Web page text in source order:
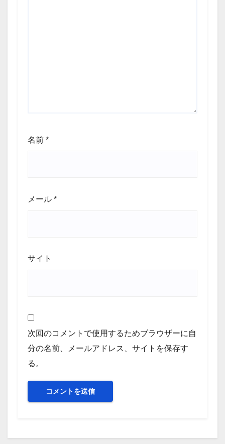
名前 *
メール *
サイト
次回のコメントで使用するためブラウザーに自
分の名前、メールアドレス、サイトを保存す
る。